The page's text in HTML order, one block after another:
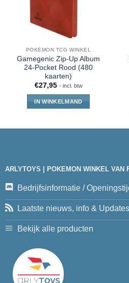
POKÉMON TCG WINKEL
Gamegenic Zip-Up Album
24-Pocket Rood (480
kaarten)
€27,95 - incl. btw
IN WINKELMAND
ARLYTOYS | POKEMON WINKEL VAN
Bedrijfsinformatie /
Laatste nieuws, info & Updates
Bekijk alle producten